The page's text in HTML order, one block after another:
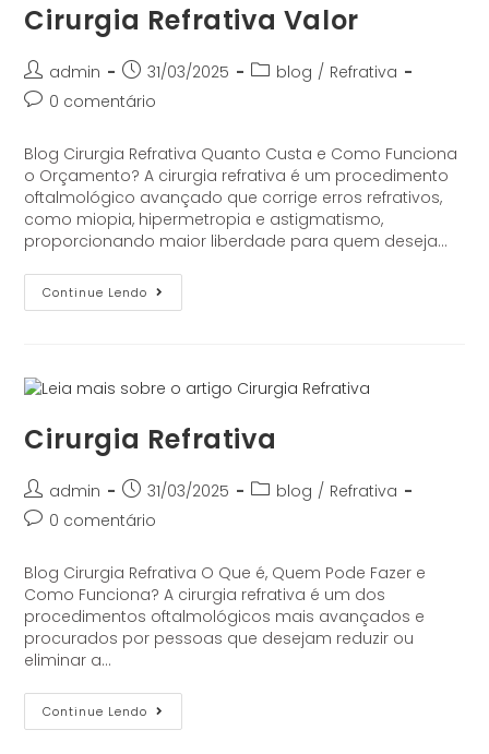
Cirurgia Refrativa Valor
admin 31/03/2025 blog / Refrativa
0 comentário
Blog Cirurgia Refrativa Quanto Custa e Como Funciona
o Orçamento? A cirurgia refrativa é um procedimento
oftalmológico avançado que corrige erros refrativos,
como miopia, hipermetropia e astigmatismo,
proporcionando maior liberdade para quem deseja…
Continue Lendo
Cirurgia Refrativa
admin 31/03/2025 blog / Refrativa
0 comentário
Blog Cirurgia Refrativa O Que é, Quem Pode Fazer e
Como Funciona? A cirurgia refrativa é um dos
procedimentos oftalmológicos mais avançados e
procurados por pessoas que desejam reduzir ou
eliminar a…
Continue Lendo